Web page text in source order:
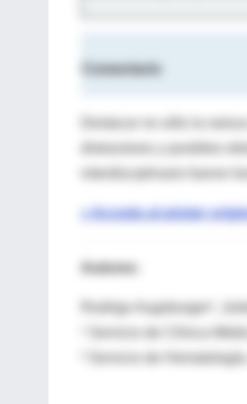
Comentario
Destacar no sólo la
distractores y posibles
interdisciplinario fueron
» Acceda al póster
Autores:
Rodrigo Augsburger¹,
¹ Servicio de Clínica
² Servicio de